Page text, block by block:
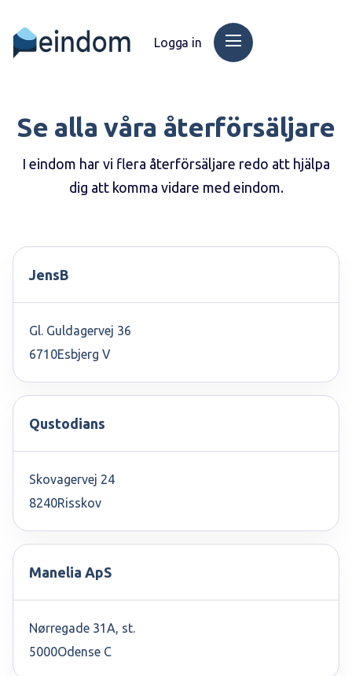
Logga in
Se alla våra återförsäljare
I eindom har vi flera återförsäljare redo att hjälpa
dig att komma vidare med eindom.
JensB
Gl. Guldagervej 36
6710Esbjerg V
Qustodians
Skovagervej 24
8240Risskov
Manelia ApS
Nørregade 31A, st.
5000Odense C